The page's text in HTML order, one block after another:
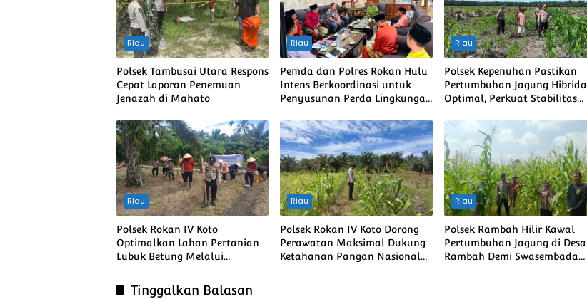
Riau
Polsek Tambusai Utara Respons
Cepat Laporan Penemuan
Jenazah di Mahato
Riau
Pemda dan Polres Rokan Hulu
Intens Berkoordinasi untuk
Penyusunan Perda Lingkungan
Mendukung Program Green
Policing
Riau
Polsek Kepenuhan Pastikan
Pertumbuhan Jagung Hibrida
Optimal, Perkuat Stabilitas
Pangan Nasional
Riau
Polsek Rokan IV Koto
Optimalkan Lahan Pertanian
Lubuk Betung Melalui
Swasembada Pangan Nasional
Riau
Polsek Rokan IV Koto Dorong
Perawatan Maksimal Dukung
Ketahanan Pangan Nasional
Riau
Polsek Rambah Hilir Kawal
Pertumbuhan Jagung di Desa
Rambah Demi Swasembada
Tinggalkan Balasan